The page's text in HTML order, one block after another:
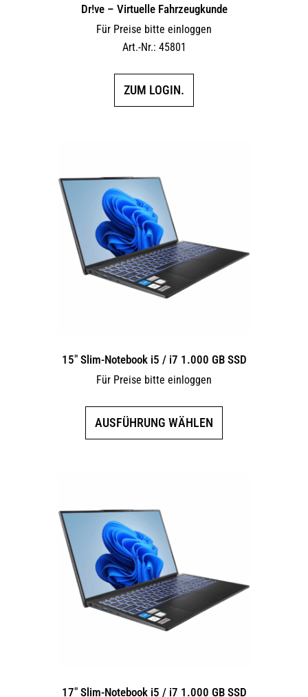
Dr!ve – Virtuelle Fahrzeugkunde
Für Preise bitte einloggen
Art.-Nr.: 45801
ZUM LOGIN.
15″ Slim-Notebook i5 / i7 1.000 GB SSD
Für Preise bitte einloggen
AUSFÜHRUNG WÄHLEN
der
17″ Slim-Notebook i5 / i7 1.000 GB SSD